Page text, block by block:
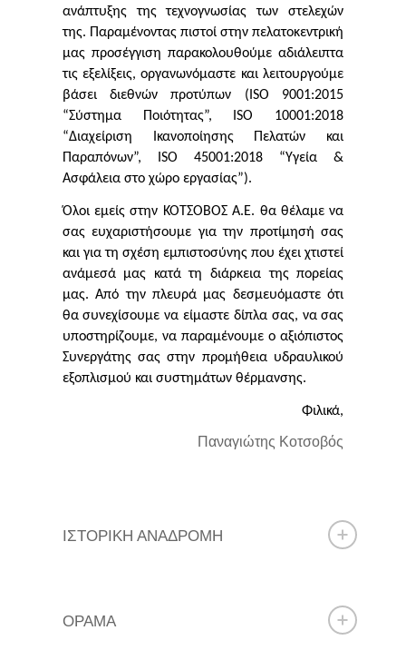
ανάπτυξης της τεχνογνωσίας των στελεχών
της. Παραμένοντας πιστοί στην πελατοκεντρική
μας προσέγγιση παρακολουθούμε αδιάλειπτα
τις εξελίξεις, οργανωνόμαστε και λειτουργούμε
βάσει διεθνών προτύπων (ISO 9001:2015
“Σύστημα Ποιότητας”, ISO 10001:2018
“Διαχείριση Ικανοποίησης Πελατών και
Παραπόνων”, ISO 45001:2018 “Υγεία &
Ασφάλεια στο χώρο εργασίας”).
Όλοι εμείς στην ΚΟΤΣΟΒΟΣ Α.Ε. θα θέλαμε να
σας ευχαριστήσουμε για την προτίμησή σας
και για τη σχέση εμπιστοσύνης που έχει χτιστεί
ανάμεσά μας κατά τη διάρκεια της πορείας
μας. Από την πλευρά μας δεσμευόμαστε ότι
θα συνεχίσουμε να είμαστε δίπλα σας, να σας
υποστηρίζουμε, να παραμένουμε ο αξιόπιστος
Συνεργάτης σας στην προμήθεια υδραυλικού
εξοπλισμού και συστημάτων θέρμανσης.
Φιλικά,
Παναγιώτης Κοτσοβός
ΙΣΤΟΡΙΚΗ ΑΝΑΔΡΟΜΗ
ΟΡΑΜΑ